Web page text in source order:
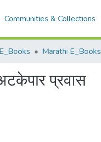
Communities & Collections
E_Books Marathi E_Books
प्रवास